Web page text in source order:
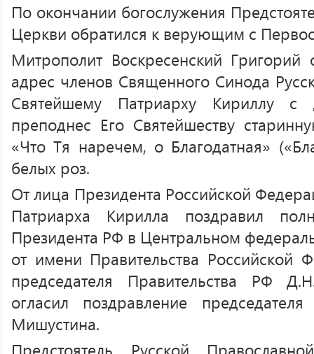
По окончании богослужения
Церкви обратился к верующим с
Митрополит Воскресенский Григорий
адрес членов Священного Синода
Святейшему Патриарху Кириллу с
преподнес Его Святейшеству
«Что Тя наречем, о Благодатная»
белых роз.
От лица Президента Российской
Патриарха Кирилла поздравил
Президента РФ в Центральном
от имени Правительства Российской
председателя Правительства РФ
огласил поздравление
Мишустина.
Предстоятель Русской